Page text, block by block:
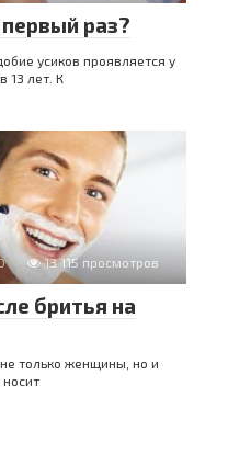
раз?
усиков проявляется у
13 лет. К
13 115 просмотров
бритья на
только женщины, но и